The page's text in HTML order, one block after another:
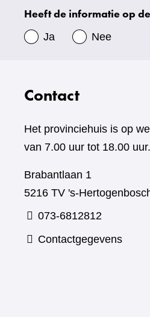
Uw
gegevens
Heeft de informatie op
Ja Nee
Contact
Het provinciehuis is op
van 7.00 uur tot 18.00 uur.
Brabantlaan 1
5216 TV 's-
073-6812812
Contactgegevens